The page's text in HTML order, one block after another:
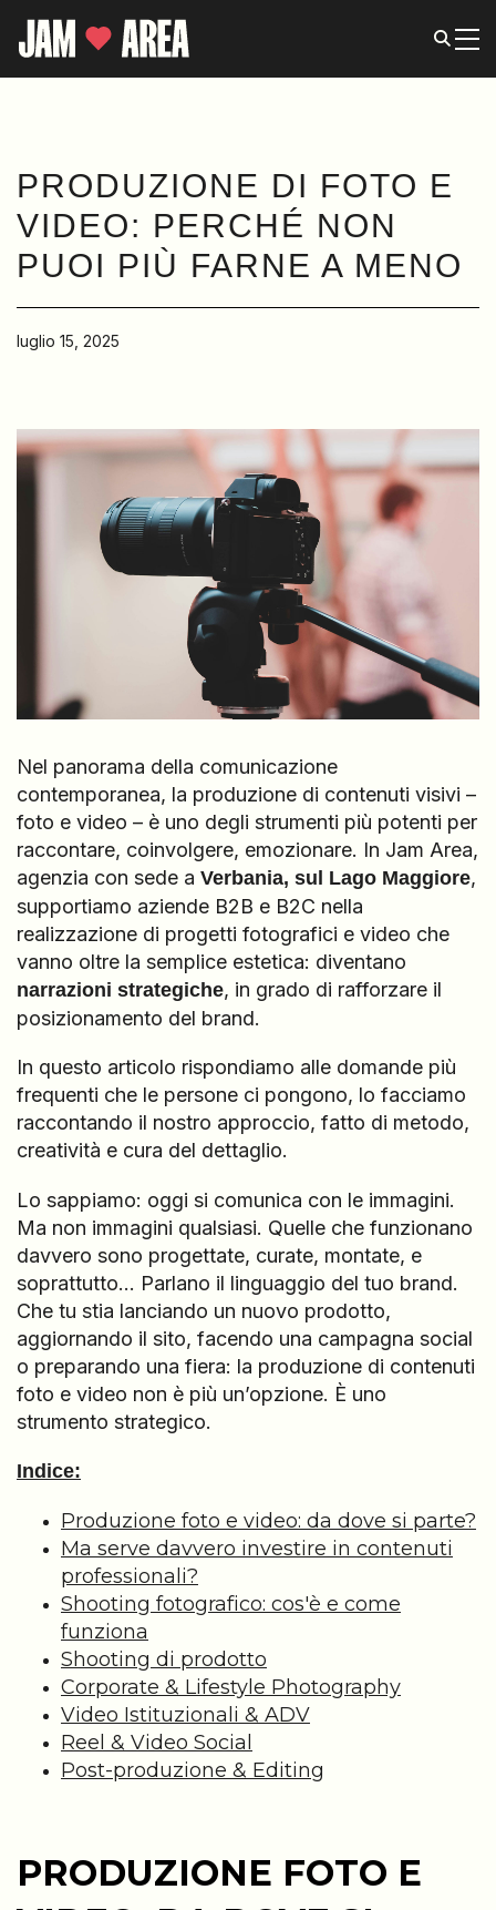
PRODUZIONE DI FOTO E
VIDEO: PERCHÉ NON
PUOI PIÙ FARNE A MENO
luglio 15, 2025
Nel panorama della comunicazione
contemporanea, la produzione di contenuti visivi –
foto e video – è uno degli strumenti più potenti per
raccontare, coinvolgere, emozionare. In Jam Area,
agenzia con sede a Verbania, sul Lago Maggiore,
supportiamo aziende B2B e B2C nella
realizzazione di progetti fotografici e video che
vanno oltre la semplice estetica: diventano
narrazioni strategiche, in grado di rafforzare il
posizionamento del brand.
In questo articolo rispondiamo alle domande più
frequenti che le persone ci pongono, lo facciamo
raccontando il nostro approccio, fatto di metodo,
creatività e cura del dettaglio.
Lo sappiamo: oggi si comunica con le immagini.
Ma non immagini qualsiasi. Quelle che funzionano
davvero sono progettate, curate, montate, e
soprattutto… Parlano il linguaggio del tuo brand.
Che tu stia lanciando un nuovo prodotto,
aggiornando il sito, facendo una campagna social
o preparando una fiera: la produzione di contenuti
foto e video non è più un’opzione. È uno
strumento strategico.
Indice:
Produzione foto e video: da dove si parte?
Ma serve davvero investire in contenuti
professionali?
Shooting fotografico: cos'è e come
funziona
Shooting di prodotto
Corporate & Lifestyle Photography
Video Istituzionali & ADV
Reel & Video Social
Post-produzione & Editing
PRODUZIONE FOTO E